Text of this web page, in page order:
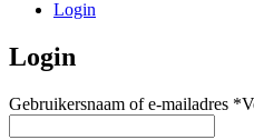
Login
Login
Gebruikersnaam of e-mailadres *